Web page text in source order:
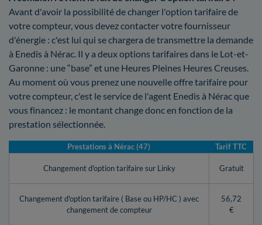
Avant d'avoir la possibilité de changer l'option tarifaire de
votre compteur, vous devez contacter votre fournisseur
d'énergie : c'est lui qui se chargera de transmettre la demande
à Enedis à Nérac. Il y a deux options tarifaires dans le Lot-et-
Garonne : une “base” et une Heures Pleines Heures Creuses.
Au moment où vous prenez une nouvelle offre tarifaire pour
votre compteur, c'est le service de l'agent Enedis à Nérac que
vous financez : le montant change donc en fonction de la
prestation sélectionnée.
Prestations à Nérac (47) Tarif TTC
Changement d'option tarifaire sur Linky Gratuit
Changement d'option tarifaire ( Base ou HP/HC ) avec
changement de compteur
56,72
€